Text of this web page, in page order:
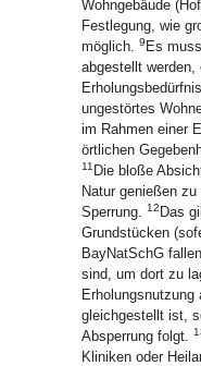
Wohngebäude
Festlegung, wie
möglich. 9 Es
abgestellt
ungestörtes
im Rahmen einer
örtlichen
11 Die bloße
Natur genießen
Sperrung. 12 Das
Grundstücken
BayNatSchG
sind, um dort zu
gleichgestellt ist,
Absperrung folgt.
Kliniken oder